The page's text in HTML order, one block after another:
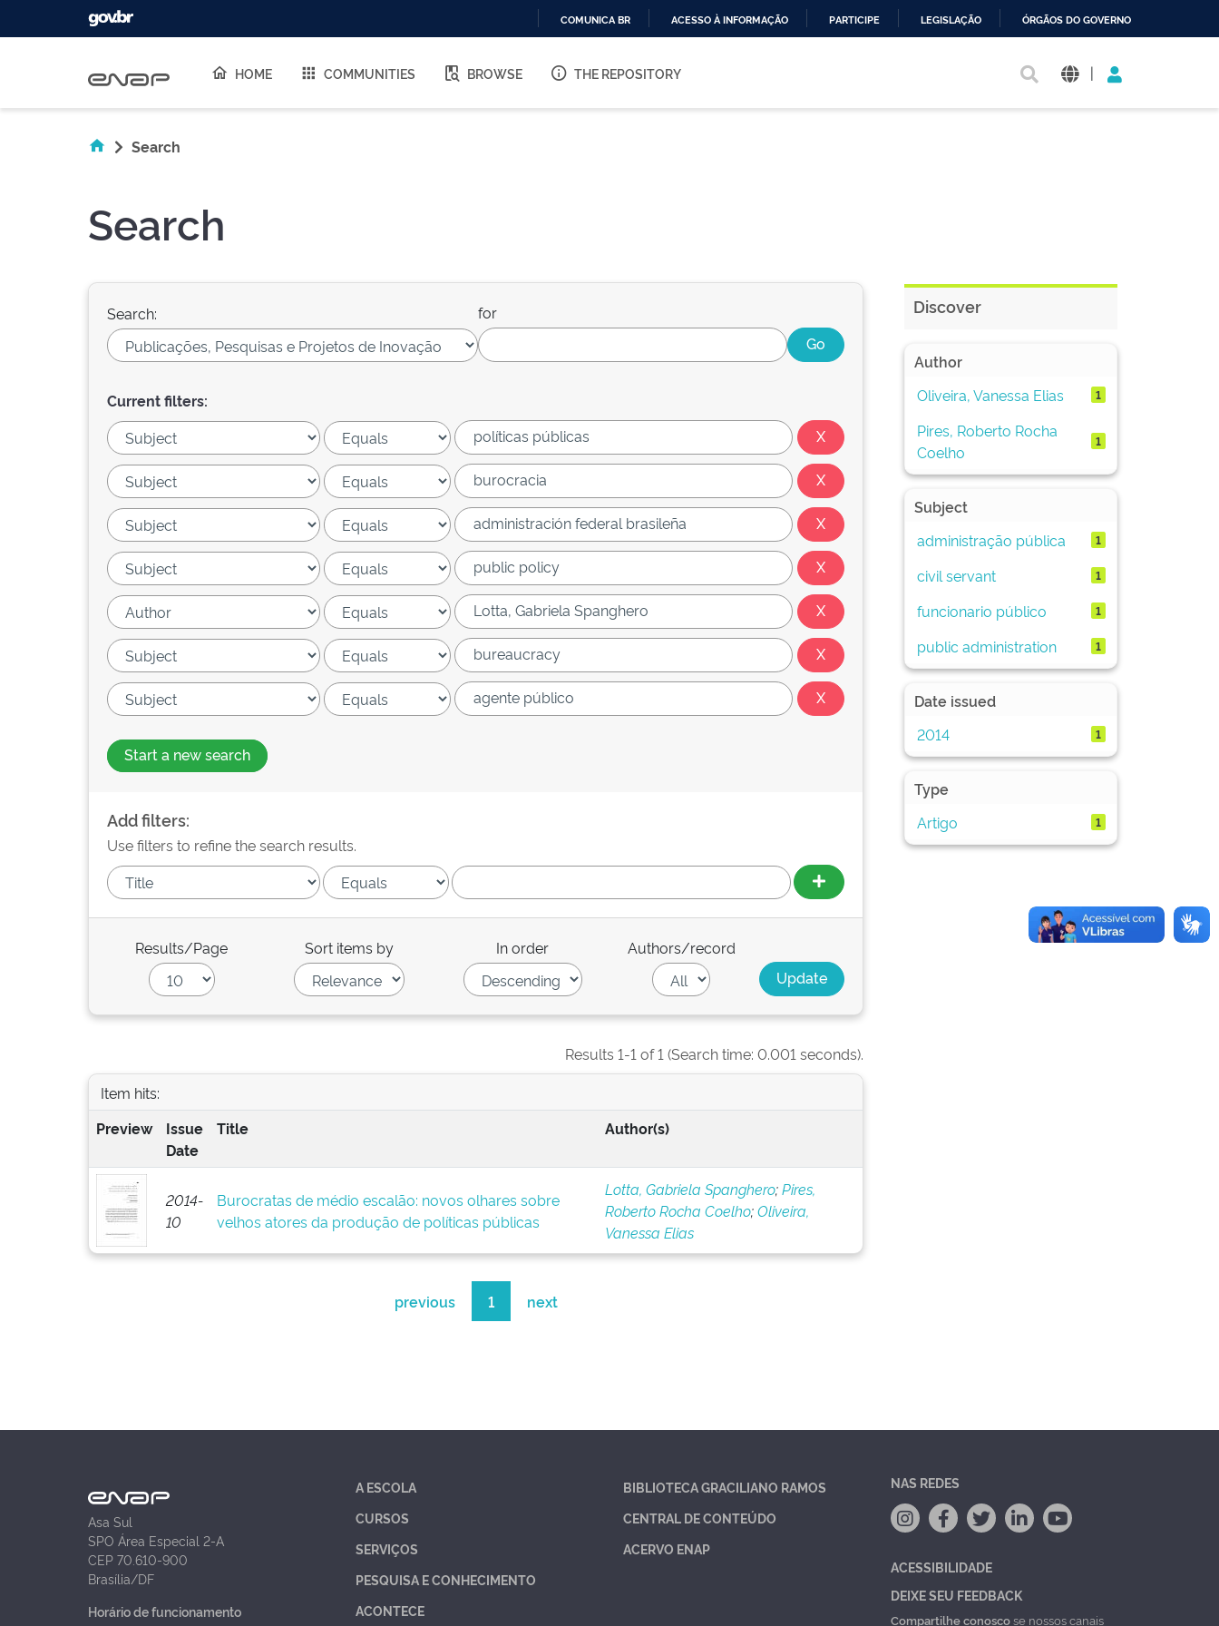
O
COMUNICA BR ACESSO À INFORMAÇÃO PARTICIPE LEGISLAÇÃO ÓRGÃOS DO GOVERNO
HOME COMMUNITIES BROWSE THE REPOSITORY |
Search
Search
Search: for
Current filters:
Start a new search
Add filters:
Use filters to refine the search results.
Results/Page Sort items by In order Authors/record
Results 1-1 of 1 (Search time: 0.001 seconds).
Item hits:
Preview
Issue
Date
Title Author(s)
2014-
10
Burocratas de médio escalão: novos olhares sobre
velhos atores da produção de políticas públicas
Lotta, Gabriela Spanghero;Pires,
Roberto Rocha Coelho;Oliveira,
Vanessa Elias
previous 1 next
Discover
Author
Oliveira, Vanessa Elias
1
Pires, Roberto Rocha
Coelho
1
Subject
administração pública
1
civil servant 1
funcionario público 1
public administration 1
Date issued
2014
1
Type
Artigo
1
Asa Sul
SPO Área Especial 2-A
CEP 70.610-900
Brasília/DF
Horário de funcionamento
A ESCOLA
CURSOS
SERVIÇOS
PESQUISA E CONHECIMENTO
ACONTECE
BIBLIOTECA GRACILIANO RAMOS
CENTRAL DE CONTEÚDO
ACERVO ENAP
NAS REDES
ACESSIBILIDADE
DEIXE SEU FEEDBACK
Compartilhe conoscose nossos canais